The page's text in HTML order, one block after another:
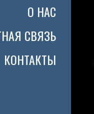
О НАС
СВЯЗЬ
КОНТАКТЫ